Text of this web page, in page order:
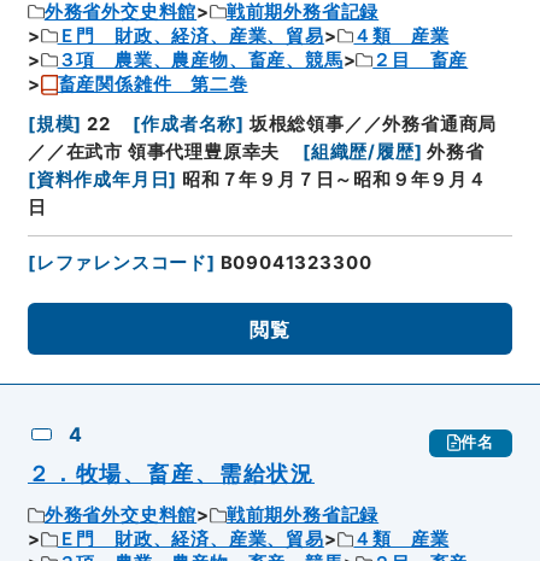
外務省外交史料館
戦前期外務省記録
Ｅ門 財政、経済、産業、貿易
４類 産業
３項 農業、農産物、畜産、競馬
２目 畜産
畜産関係雑件 第二巻
[規模] 22 [作成者名称] 坂根総領事／／外務省通商局
／／在武市 領事代理豊原幸夫
[組織歴/履歴] 外務省
[資料作成年月日] 昭和７年９月７日～昭和９年９月４
日
[レファレンスコード] B09041323300
閲覧
4 件名
２．牧場、畜産、需給状況
外務省外交史料館
戦前期外務省記録
Ｅ門 財政、経済、産業、貿易
４類 産業